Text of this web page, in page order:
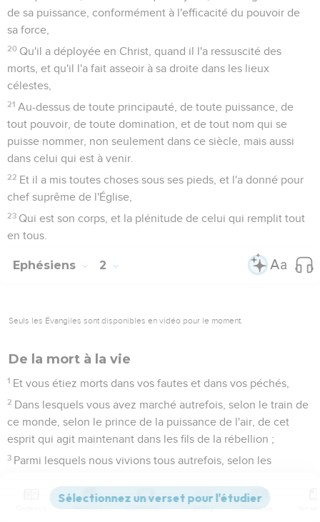
de sa puissance, conformément à l'efficacité du pouvoir de
sa force,
20 Qu'il a déployée en Christ, quand il l'a ressuscité des
morts, et qu'il l'a fait asseoir à sa droite dans les lieux
célestes,
21 Au-dessus de toute principauté, de toute puissance, de
tout pouvoir, de toute domination, et de tout nom qui se
puisse nommer, non seulement dans ce siècle, mais aussi
dans celui qui est à venir.
22 Et il a mis toutes choses sous ses pieds, et l'a donné pour
chef suprême de l'Église,
23 Qui est son corps, et la plénitude de celui qui remplit tout
en tous.
Ephésiens 2
Seuls les Évangiles sont disponibles en vidéo pour le moment.
De la mort à la vie
1 Et vous étiez morts dans vos fautes et dans vos péchés,
2 Dans lesquels vous avez marché autrefois, selon le train de
ce monde, selon le prince de la puissance de l'air, de cet
esprit qui agit maintenant dans les fils de la rébellion ;
3 Parmi lesquels nous vivions tous autrefois, selon les
chair et de nos pensées ; et nous étions par nature des
enfants de colère, comme les autres.
Versions Commentaires Strong